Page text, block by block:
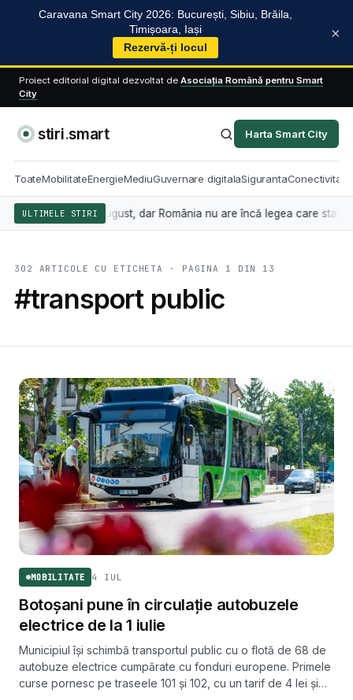
Caravana Smart City 2026: București, Sibiu, Brăila,
Timișoara, Iași
Rezervă-ți locul
×
Proiect editorial digital dezvoltat de Asociația Română pentru Smart
City
stiri.smart Harta Smart City
ToateMobilitateEnergieMediuGuvernare digitalaSigurantaConectivitate
ULTIMELE STIRI
2 august, dar România nu are încă legea care stabilește cine
302 ARTICOLE CU ETICHETA · PAGINA 1 DIN 13
#transport public
MOBILITATE 4 IUL
Botoșani pune în circulație autobuzele
electrice de la 1 iulie
Municipiul își schimbă transportul public cu o flotă de 68 de
autobuze electrice cumpărate cu fonduri europene. Primele
curse pornesc pe traseele 101 și 102, cu un tarif de 4 lei și